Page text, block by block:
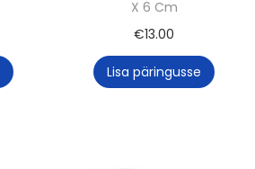
X 6 Cm
€13.00
Lisa päringusse